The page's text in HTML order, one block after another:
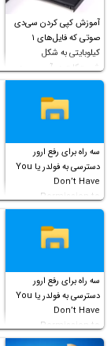
آموزش کپی کردن سی‌دی
صوتی که فایل‌های ۱
کیلوبایتی به شکل
شورت‌کات در آن موجود
است!
سه راه برای رفع ارور
دسترسی به فولدر یا You
Don’t Have
Permission to
Access this folder
سه راه برای رفع ارور
دسترسی به فولدر یا You
Don’t Have
Permission to
Access this folder